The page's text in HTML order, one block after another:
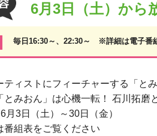
6月3日（土）から
毎日16:30～、22:30～ ※詳細は電子番
ティストにフィーチャーする「とみ
とみおん」は心機一転！ 石川拓磨
3日（土）～30日（金）
組表をご覧ください